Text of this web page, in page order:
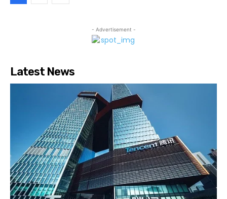
- Advertisement -
Latest News